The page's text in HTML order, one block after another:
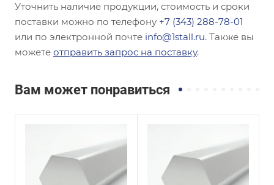
Уточнить наличие продукции, стоимость и сроки
поставки можно по телефону +7 (343) 288-78-01
или по электронной почте info@1stall.ru. Также вы
можете отправить запрос на поставку.
Вам может понравиться
ГОСТ, ТУ
ГОСТ 21488-97
Д16
ГОСТ, ТУ
ГОСТ 21488-97